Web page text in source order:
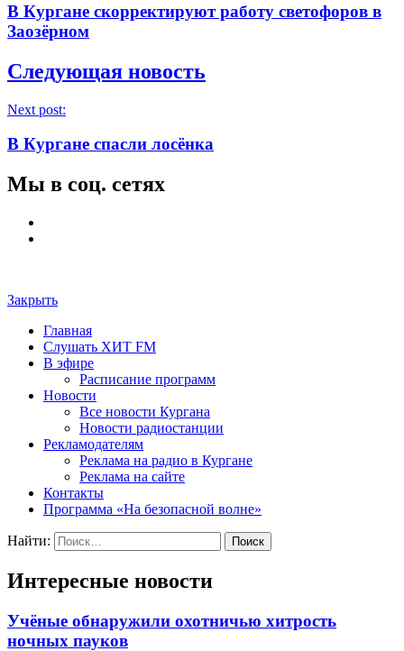
В Кургане скорректируют работу светофоров в
Заозёрном
Следующая новость
Next post:
В Кургане спасли лосёнка
Мы в соц. сетях
Закрыть
Главная
Слушать ХИТ FM
В эфире
Расписание программ
Новости
Все новости Кургана
Новости радиостанции
Рекламодателям
Реклама на радио в Кургане
Реклама на сайте
Контакты
Программа «На безопасной волне»
Найти:
Интересные новости
Учёные обнаружили охотничью хитрость
ночных пауков